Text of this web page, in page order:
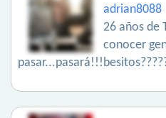
adrian8088
26 años de
conocer